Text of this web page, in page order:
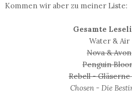
Kommen wir aber zu meiner Liste:
Gesamte
Water & Air
Nova & Avon
Penguin
Rebell -
Chosen - Die